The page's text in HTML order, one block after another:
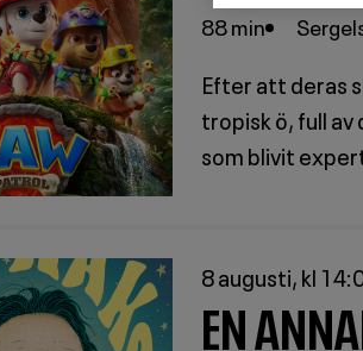
88 min
Efter att deras
tropisk ö, full
som blivit
8 augusti, kl
EN